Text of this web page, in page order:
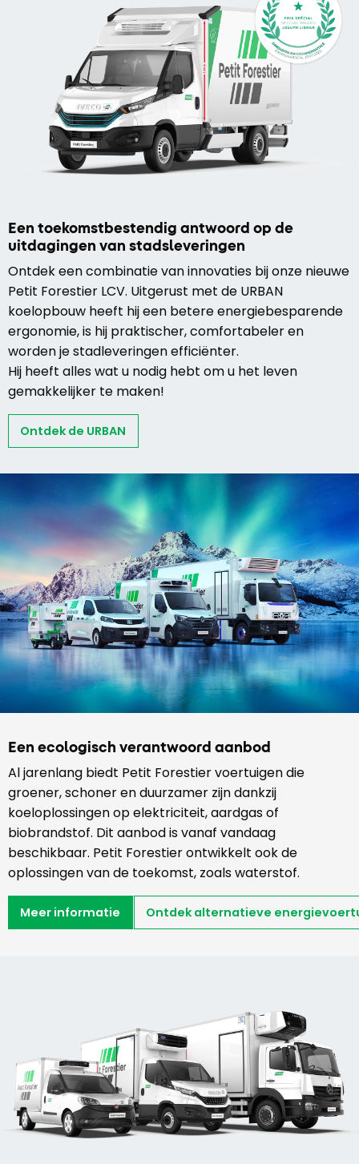
Een toekomstbestendig antwoord op de
uitdagingen van stadsleveringen
Ontdek een combinatie van innovaties bij onze nieuwe
Petit Forestier LCV. Uitgerust met de URBAN
koelopbouw heeft hij een betere energiebesparende
ergonomie, is hij praktischer, comfortabeler en
worden je stadleveringen efficiënter.
Hij heeft alles wat u nodig hebt om u het leven
gemakkelijker te maken!
Ontdek de URBAN
Een ecologisch verantwoord aanbod
Al jarenlang biedt Petit Forestier voertuigen die
groener, schoner en duurzamer zijn dankzij
koeloplossingen op elektriciteit, aardgas of
biobrandstof. Dit aanbod is vanaf vandaag
beschikbaar. Petit Forestier ontwikkelt ook de
oplossingen van de toekomst, zoals waterstof.
Meer informatie Ontdek alternatieve